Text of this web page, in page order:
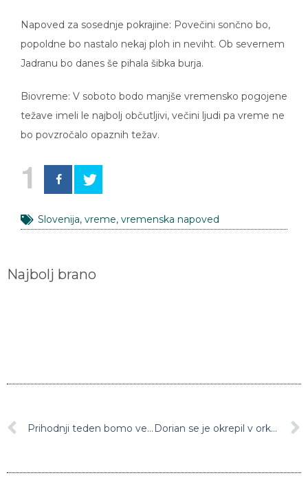
Napoved za sosednje pokrajine: Povečini sončno bo,
popoldne bo nastalo nekaj ploh in neviht. Ob severnem
Jadranu bo danes še pihala šibka burja.
Biovreme: V soboto bodo manjše vremensko pogojene
težave imeli le najbolj občutljivi, večini ljudi pa vreme ne
bo povzročalo opaznih težav.
1
Slovenija, vreme, vremenska napoved
Najbolj brano
Prihodnji teden bomo vedeli več o novem množičnem vrednotenju nepremičnin Dorian se je okrepil v orkan četrte stopnje